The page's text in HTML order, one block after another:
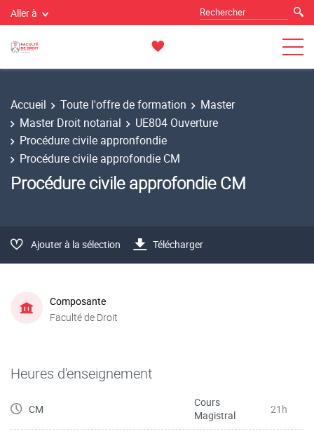
Aller à
Accueil Toute l'offre de formation
Master
Master Droit notarial
UE804 Ouverture
Procédure civile appronfondie
Procédure civile approfondie CM
Procédure civile approfondie CM
Ajouter à la sélection Télécharger
Composante
Faculté de Droit
Heures d'enseignement
CM
Cours
Magistral
21h